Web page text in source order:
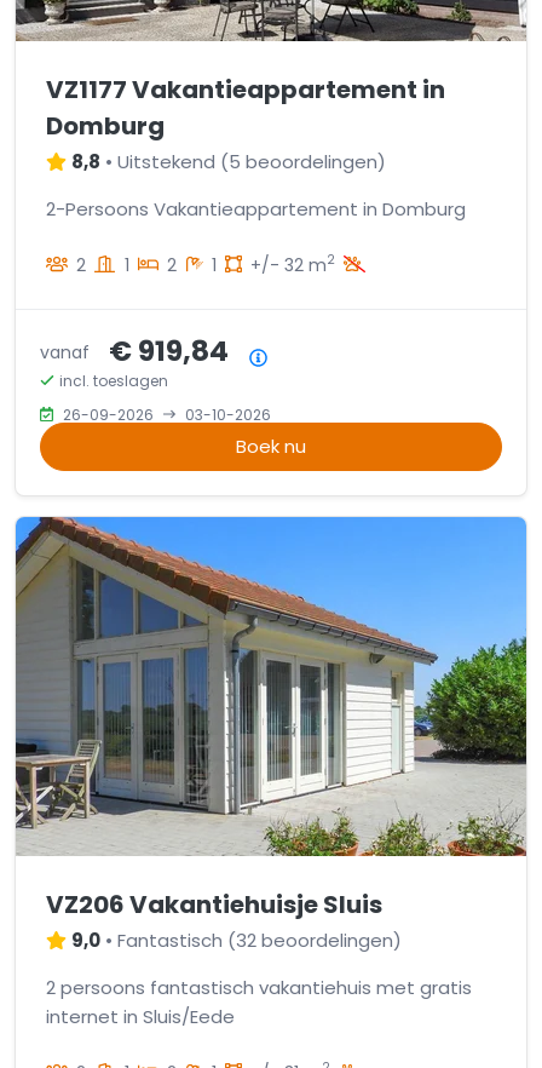
VZ1177 Vakantieappartement in
Domburg
8,8 • Uitstekend (5 beoordelingen)
2-Persoons Vakantieappartement in Domburg
2 1 2 1 +/- 32 m2
vanaf € 919,84
incl. toeslagen
26-09-2026
03-10-2026
Boek nu
VZ206 Vakantiehuisje Sluis
9,0 • Fantastisch (32 beoordelingen)
2 persoons fantastisch vakantiehuis met gratis
internet in Sluis/Eede